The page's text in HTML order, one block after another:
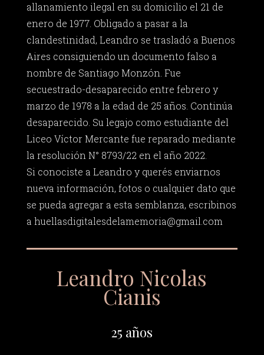
allanamiento ilegal en su domicilio el 21 de
enero de 1977. Obligado a pasar a la
clandestinidad, Leandro se trasladó a Buenos
Aires consiguiendo un documento falso a
nombre de Santiago Monzón. Fue
secuestrado-desaparecido entre febrero y
marzo de 1978 a la edad de 25 años. Continúa
desaparecido. Su legajo como estudiante del
Liceo Víctor Mercante fue reparado mediante
la resolución N° 8793/22 en el año 2022.
Si conociste a Leandro y querés enviarnos
nueva información, fotos o cualquier dato que
se pueda agregar a esta semblanza, escribinos
a huellasdigitalesdelamemoria@gmail.com
Leandro Nicolas
Cianis
25 años